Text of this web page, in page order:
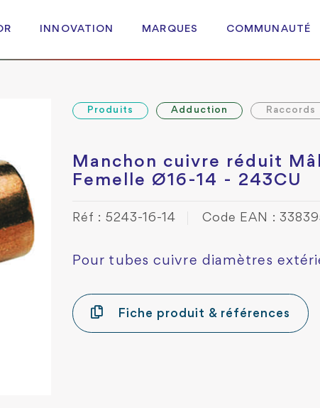
INNOVATION MARQUES COMMUNAUTÉ
Produits Adduction Raccords
Manchon cuivre réduit
Femelle Ø16-14 - 243CU
Réf : 5243-16-14 Code EAN :
Pour tubes cuivre diamètres
Fiche produit & références